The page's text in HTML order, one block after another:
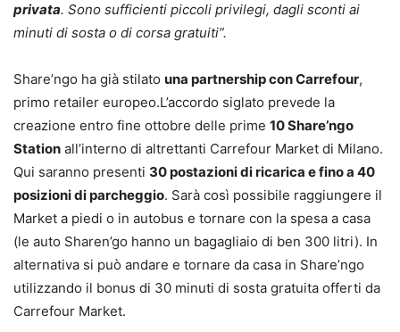
privata. Sono sufficienti piccoli privilegi, dagli sconti ai
minuti di sosta o di corsa gratuiti”.
Share’ngo ha già stilato una partnership con Carrefour,
primo retailer europeo.L’accordo siglato prevede la
creazione entro fine ottobre delle prime 10 Share’ngo
Station all’interno di altrettanti Carrefour Market di Milano.
Qui saranno presenti 30 postazioni di ricarica e fino a 40
posizioni di parcheggio. Sarà così possibile raggiungere il
Market a piedi o in autobus e tornare con la spesa a casa
(le auto Sharen’go hanno un bagagliaio di ben 300 litri). In
alternativa si può andare e tornare da casa in Share’ngo
utilizzando il bonus di 30 minuti di sosta gratuita offerti da
Carrefour Market.